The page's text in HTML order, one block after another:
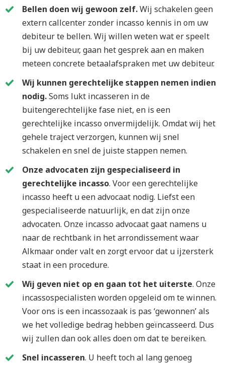
Bellen doen wij gewoon zelf.Wij schakelen geen
extern callcenter zonder incasso kennis in om uw
debiteur te bellen. Wij willen weten wat er speelt
bij uw debiteur, gaan het gesprek aan en maken
meteen concrete betaalafspraken met uw debiteur.
Wij kunnen gerechtelijke stappen nemen indien
nodig.Soms lukt incasseren in de
buitengerechtelijke fase niet, en is een
gerechtelijke incasso onvermijdelijk. Omdat wij het
gehele traject verzorgen, kunnen wij snel
schakelen en snel de juiste stappen nemen.
Onze advocaten zijn gespecialiseerd in
gerechtelijke incasso. Voor een gerechtelijke
incasso heeft u een advocaat nodig. Liefst een
gespecialiseerde natuurlijk, en dat zijn onze
advocaten. Onze incasso advocaat gaat namens u
naar de rechtbank in het arrondissement waar
Alkmaar onder valt en zorgt ervoor dat u ijzersterk
staat in een procedure.
Wij geven niet op en gaan tot het uiterste. Onze
incassospecialisten worden opgeleid om te winnen.
Voor ons is een incassozaak is pas ‘gewonnen’ als
we het volledige bedrag hebben geïncasseerd. Dus
wij zullen dan ook alles doen om dat te bereiken.
Snel incasseren. U heeft toch al lang genoeg